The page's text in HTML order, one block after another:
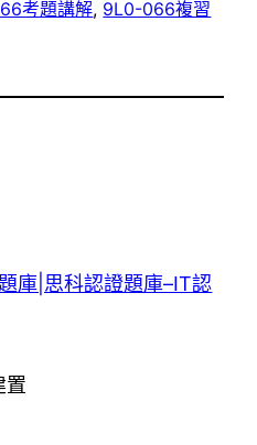
考題講解, 9L0-066複習
庫|思科認證題庫–IT認
置